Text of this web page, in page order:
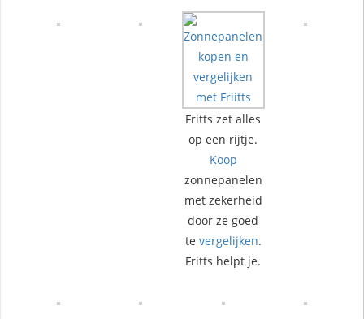
Fritts zet alles
op een rijtje.
Koop
zonnepanelen
met zekerheid
door ze goed
te vergelijken.
Fritts helpt je.